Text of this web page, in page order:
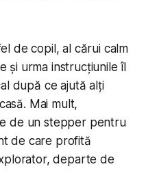
de copil, al cărui calm
și urma instrucțiunile îl
după ce ajută alți
Mai mult,
de unstepperpentru
de care profită
departe de